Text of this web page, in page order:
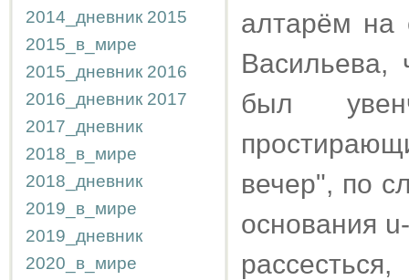
2014_дневник 2015
2015_в_мире
2015_дневник 2016
2016_дневник 2017
2017_дневник
2018_в_мире
2018_дневник
2019_в_мире
2019_дневник
2020_в_мире
алтарём на
Васильева,
был
вечер", по
основания